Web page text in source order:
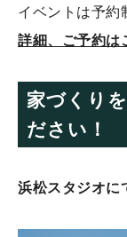
イベントは予約
詳細、ご予約は
家づくり
ださい！
浜松スタジオに